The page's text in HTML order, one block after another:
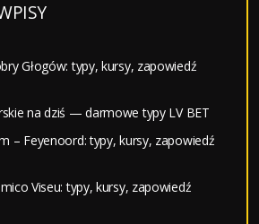
Głogów: typy, kursy, zapowiedź
na dziś — darmowe typy LV BET
– Feyenoord: typy, kursy, zapowiedź
Viseu: typy, kursy, zapowiedź